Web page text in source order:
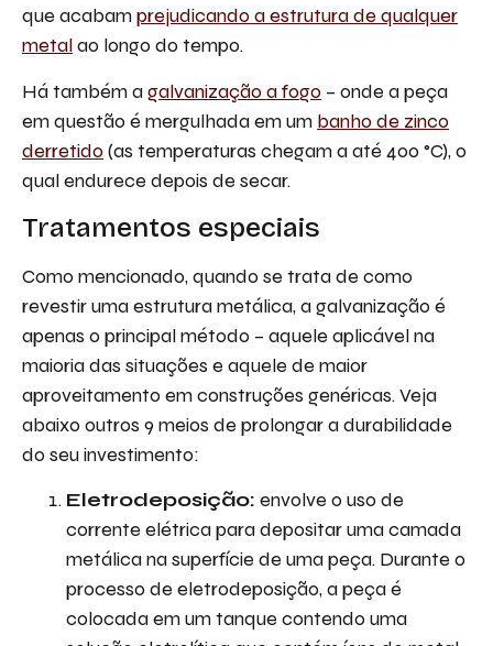
que acabamprejudicando a estrutura de qualquer
metalao longo do tempo.
Há também agalvanização a fogo – onde a peça
em questão é mergulhada em um banho de zinco
derretido(as temperaturas chegam a até 400 °C), o
qual endurece depois de secar.
Tratamentos especiais
Como mencionado, quando se trata de como
revestir uma estrutura metálica, a galvanização é
apenas o principal método – aquele aplicável na
maioria das situações e aquele de maior
aproveitamento em construções genéricas. Veja
abaixo outros 9 meios de prolongar a durabilidade
do seu investimento:
Eletrodeposição: envolve o uso de
corrente elétrica para depositar uma camada
metálica na superfície de uma peça. Durante o
processo de eletrodeposição, a peça é
colocada em um tanque contendo uma